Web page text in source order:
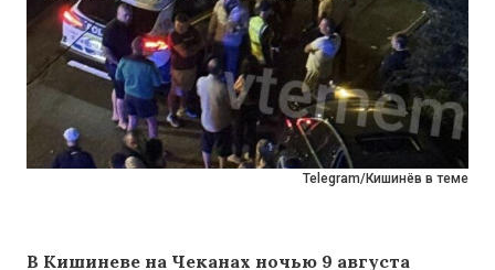
Telegram/Кишинёв в теме
В Кишиневе на Чеканах ночью 9 августа